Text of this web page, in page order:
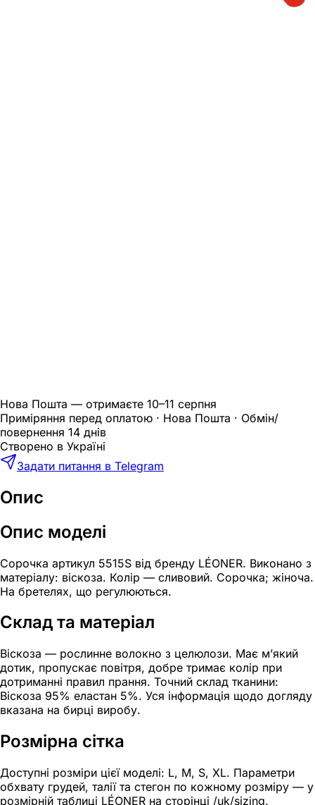
Нова Пошта — отримаєте 10–11 серпня
Приміряння перед оплатою · Нова Пошта · Обмін/
повернення 14 днів
Створено в Україні
Задати питання в Telegram
Опис
Опис моделі
Сорочка артикул 5515S від бренду LÉONER. Виконано з
матеріалу: віскоза. Колір — сливовий. Сорочка; жіноча.
На бретелях, що регулюються.
Склад та матеріал
Віскоза — рослинне волокно з целюлози. Має м’який
дотик, пропускає повітря, добре тримає колір при
дотриманні правил прання. Точний склад тканини:
Віскоза 95% еластан 5%. Уся інформація щодо догляду
вказана на бирці виробу.
Розмірна сітка
Доступні розміри цієї моделі: L, M, S, XL. Параметри
обхвату грудей, талії та стегон по кожному розміру — у
розмірній таблиці LÉONER на сторінці /uk/sizing.